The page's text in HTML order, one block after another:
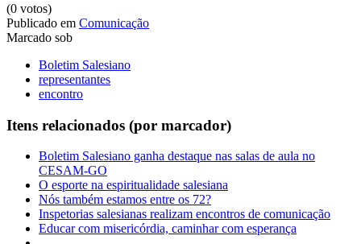
(0 votos)
Publicado em Comunicação
Marcado sob
Boletim Salesiano
representantes
encontro
Itens relacionados (por marcador)
Boletim Salesiano ganha destaque nas salas de aula no
CESAM-GO
O esporte na espiritualidade salesiana
Nós também estamos entre os 72?
Inspetorias salesianas realizam encontros de comunicação
Educar com misericórdia, caminhar com esperança